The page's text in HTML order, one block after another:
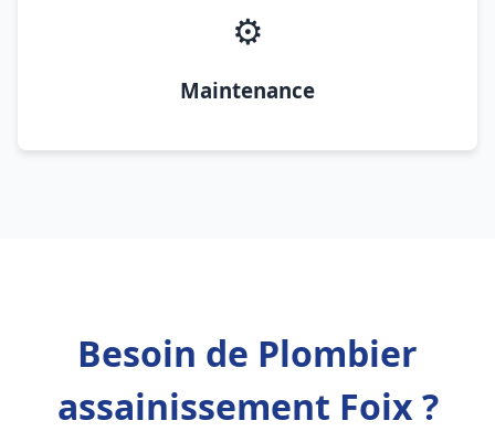
⚙️
Maintenance
Besoin de Plombier
assainissement Foix ?